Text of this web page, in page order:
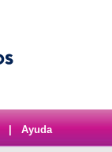
Ayuda